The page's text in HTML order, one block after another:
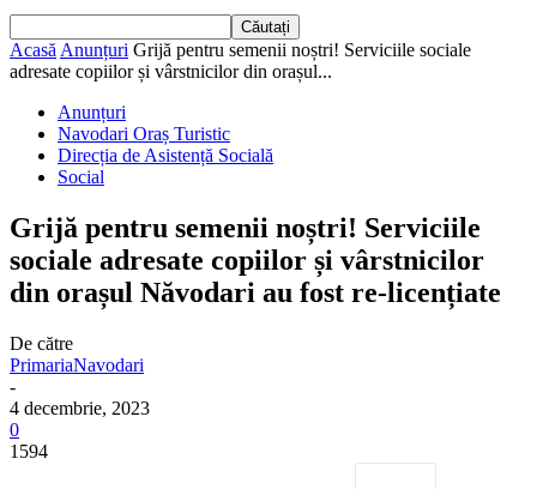
Acasă Anunțuri Grijă pentru semenii noștri! Serviciile sociale
adresate copiilor și vârstnicilor din orașul...
Anunțuri
Navodari Oraș Turistic
Direcția de Asistență Socială
Social
Grijă pentru semenii noștri! Serviciile
sociale adresate copiilor și vârstnicilor
din orașul Năvodari au fost re-licențiate
De către
PrimariaNavodari
-
4 decembrie, 2023
0
1594